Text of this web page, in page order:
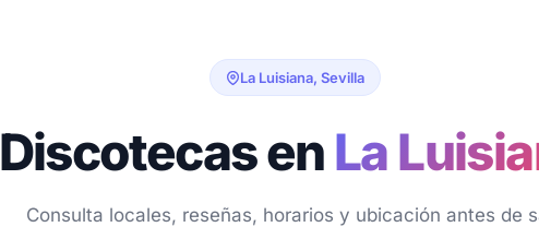
La Luisiana, Sevilla
Discotecas enLa
Consulta locales, reseñas, horarios y ubicación antes de